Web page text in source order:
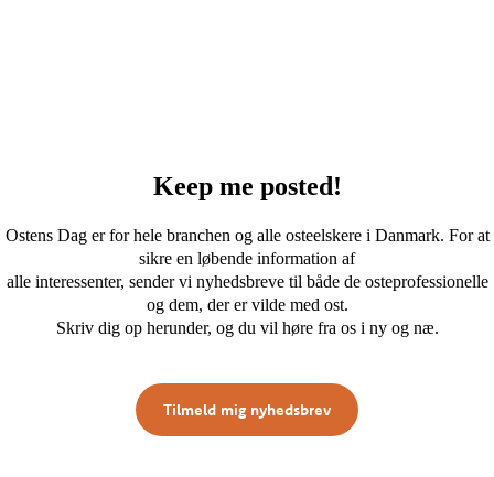
Keep me posted!
Ostens Dag er for hele branchen og alle osteelskere i Danmark. For at
sikre en løbende information af
alle interessenter, sender vi nyhedsbreve til både de osteprofessionelle
og dem, der er vilde med ost.
Skriv dig op herunder, og du vil høre fra os i ny og næ.
Tilmeld mig nyhedsbrev